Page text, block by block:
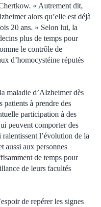
« Autrement dit,
alors qu’elle est déjà
20 ans. » Selon lui, la
plus de temps pour
le contrôle de
d’homocystéine réputés
maladie d’Alzheimer dès
patients à prendre des
participation à des
peuvent comporter des
l’évolution de la
aussi aux personnes
de temps pour
de leurs facultés
de repérer les signes